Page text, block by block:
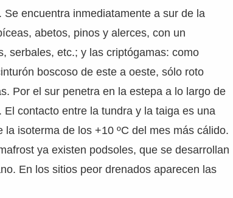
encuentra inmediatamente a sur de la
abetos, pinos y alerces, con un
serbales, etc.; y las criptógamas: como
boscoso de este a oeste, sólo roto
Por el sur penetra en la estepa a lo largo de
contacto entre la tundra y la taiga es una
isoterma de los +10 ºC del mes más cálido.
ya existen podsoles, que se desarrollan
En los sitios peor drenados aparecen las